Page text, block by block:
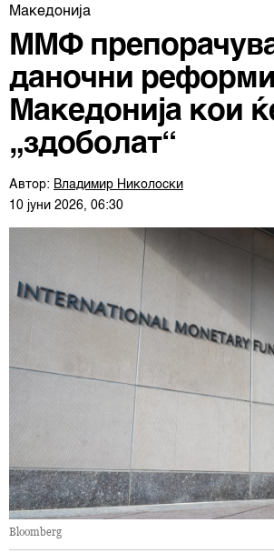
Македонија
ММФ
даночни
Македонија кои
„здоболат“
Автор: Владимир Николоски
10 јуни 2026, 06:30
Bloomberg